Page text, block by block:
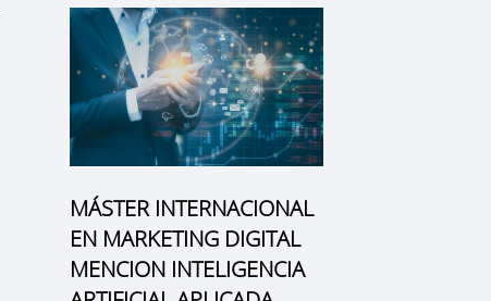
MÁSTER INTERNACIONAL
EN MARKETING DIGITAL
MENCION INTELIGENCIA